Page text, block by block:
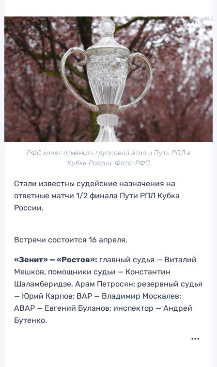
РФС хочет отменить групповой этап и Путь РПЛ в
Кубке России. Фото: РФС
Стали известны судейские назначения на
ответные матчи 1/2 финала Пути РПЛ Кубка
России.
Встречи состоится 16 апреля.
«Зенит» — «Ростов»: главный судья — Виталий
Мешков, помощники судьи — Константин
Шаламберидзе, Арам Петросян; резервный судья
— Юрий Карпов; ВАР — Владимир Москалев;
АВАР — Евгений Буланов; инспектор — Андрей
Бутенко.